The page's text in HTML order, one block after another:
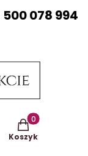
500 078 994
Produkty w
Koszyk